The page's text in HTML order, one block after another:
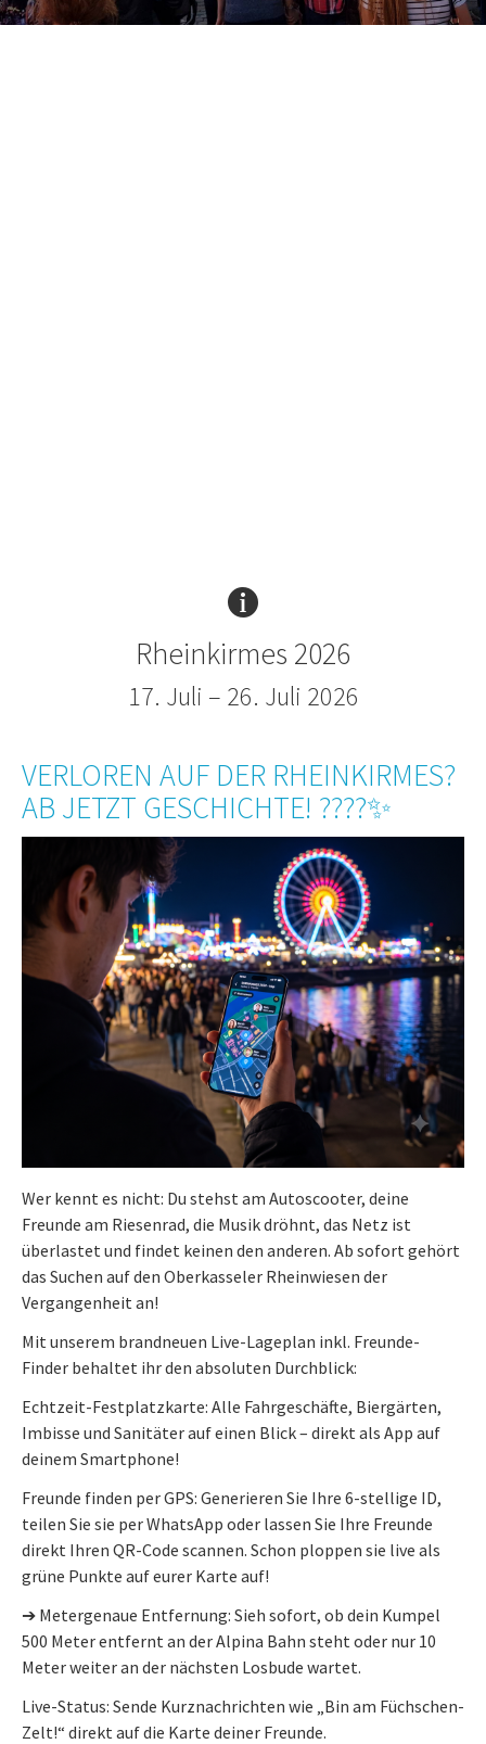
Rheinkirmes 2026
17. Juli – 26. Juli 2026
VERLOREN AUF DER RHEINKIRMES?
AB JETZT GESCHICHTE! ????✨
Wer kennt es nicht: Du stehst am Autoscooter, deine
Freunde am Riesenrad, die Musik dröhnt, das Netz ist
überlastet und findet keinen den anderen. Ab sofort gehört
das Suchen auf den Oberkasseler Rheinwiesen der
Vergangenheit an!
Mit unserem brandneuen Live-Lageplan inkl. Freunde-
Finder behaltet ihr den absoluten Durchblick:
Echtzeit-Festplatzkarte: Alle Fahrgeschäfte, Biergärten,
Imbisse und Sanitäter auf einen Blick – direkt als App auf
deinem Smartphone!
Freunde finden per GPS: Generieren Sie Ihre 6-stellige ID,
teilen Sie sie per WhatsApp oder lassen Sie Ihre Freunde
direkt Ihren QR-Code scannen. Schon ploppen sie live als
grüne Punkte auf eurer Karte auf!
➔ Metergenaue Entfernung: Sieh sofort, ob dein Kumpel
500 Meter entfernt an der Alpina Bahn steht oder nur 10
Meter weiter an der nächsten Losbude wartet.
Live-Status: Sende Kurznachrichten wie „Bin am Füchschen-
Zelt!“ direkt auf die Karte deiner Freunde.